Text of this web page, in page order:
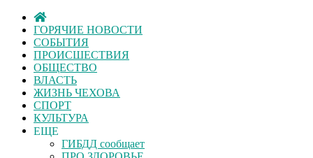
ГОРЯЧИЕ НОВОСТИ
СОБЫТИЯ
ПРОИСШЕСТВИЯ
ОБЩЕСТВО
ВЛАСТЬ
ЖИЗНЬ ЧЕХОВА
СПОРТ
КУЛЬТУРА
ЕЩЕ
ГИБДД сообщает